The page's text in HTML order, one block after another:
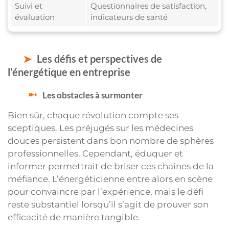
Suivi et
évaluation
Questionnaires de satisfaction,
indicateurs de santé
Les défis et perspectives de
l’énergétique en entreprise
Les obstacles à surmonter
Bien sûr, chaque révolution compte ses
sceptiques. Les préjugés sur les médecines
douces persistent dans bon nombre de sphères
professionnelles. Cependant, éduquer et
informer permettrait de briser ces chaînes de la
méfiance. L’énergéticienne entre alors en scène
pour convaincre par l’expérience, mais le défi
reste substantiel lorsqu’il s’agit de prouver son
efficacité de manière tangible.